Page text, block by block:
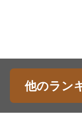
他のラン